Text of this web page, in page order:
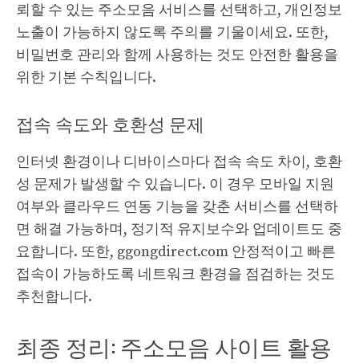
뢰할 수 있는 주소모음 서비스를 선택하고, 개인정보
노출이 가능하지 않도록 주의를 기울이세요. 또한,
비밀번호 관리와 함께 사용하는 것도 안전한 활용을
위한 기본 수칙입니다.
접속 속도와 호환성 문제
인터넷 환경이나 디바이스마다 접속 속도 차이, 호환
성 문제가 발생할 수 있습니다. 이 경우 모바일 지원
여부와 클라우드 연동 기능을 갖춘 서비스를 선택하
면 해결 가능하며, 정기적 유지보수와 업데이트도 중
요합니다. 또한, ggongdirect.com 안정적이고 빠른
접속이 가능하도록 네트워크 환경을 점검하는 것도
추천합니다.
최종 정리: 주소모음 사이트 활용